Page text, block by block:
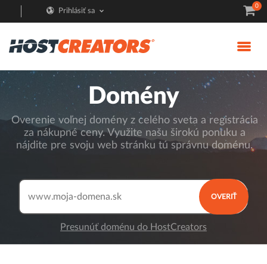
Prihlásiť sa
0
Domény
Overenie voľnej domény z celého sveta a registrácia
za nákupné ceny. Využite našu širokú ponuku a
nájdite pre svoju web stránku tú správnu doménu.
OVERIŤ
www.
Presunúť doménu do HostCreators